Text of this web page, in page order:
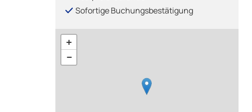
Sofortige Buchungsbestätigung
+
−